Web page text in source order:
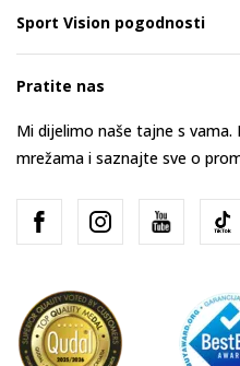
Sport Vision pogodnosti
Pratite nas
Mi dijelimo naše tajne s
mrežama i saznajte sve o